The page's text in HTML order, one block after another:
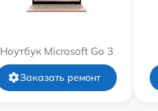
Ноутбук Microsoft Go 3
Заказать ремонт